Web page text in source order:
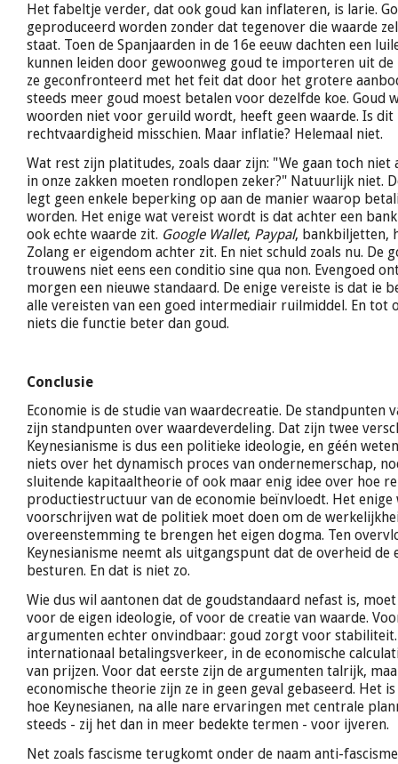
Het fabeltje verder, dat ook goud kan inflateren, is larie.
geproduceerd worden zonder dat tegenover die waarde
staat. Toen de Spanjaarden in de 16e eeuw dachten een
kunnen leiden door gewoonweg goud te importeren uit de
ze geconfronteerd met het feit dat door het grotere
steeds meer goud moest betalen voor dezelfde koe. Goud
woorden niet voor geruild wordt, heeft geen waarde. Is dit
rechtvaardigheid misschien. Maar inflatie? Helemaal niet.
Wat rest zijn platitudes, zoals daar zijn: "We gaan toch niet
in onze zakken moeten rondlopen zeker?" Natuurlijk niet.
legt geen enkele beperking op aan de manier waarop
worden. Het enige wat vereist wordt is dat achter een
ook echte waarde zit. Google Wallet, Paypal, bankbiljetten,
Zolang er eigendom achter zit. En niet schuld zoals nu. De
trouwens niet eens een conditio sine qua non. Evengoed
morgen een nieuwe standaard. De enige vereiste is dat ie
alle vereisten van een goed intermediair ruilmiddel. En tot
niets die functie beter dan goud.
Conclusie
Economie is de studie van waardecreatie. De standpunten
zijn standpunten over waardeverdeling. Dat zijn twee
Keynesianisme is dus een politieke ideologie, en géén
niets over het dynamisch proces van ondernemerschap,
sluitende kapitaaltheorie of ook maar enig idee over hoe
productiestructuur van de economie beïnvloedt. Het enige
voorschrijven wat de politiek moet doen om de
overeenstemming te brengen het eigen dogma. Ten
Keynesianisme neemt als uitgangspunt dat de overheid de
besturen. En dat is niet zo.
Wie dus wil aantonen dat de goudstandaard nefast is,
voor de eigen ideologie, of voor de creatie van waarde.
argumenten echter onvindbaar: goud zorgt voor
internationaal betalingsverkeer, in de economische
van prijzen. Voor dat eerste zijn de argumenten talrijk,
economische theorie zijn ze in geen geval gebaseerd. Het
hoe Keynesianen, na alle nare ervaringen met centrale
steeds - zij het dan in meer bedekte termen - voor ijveren.
Net zoals fascisme terugkomt onder de naam anti-